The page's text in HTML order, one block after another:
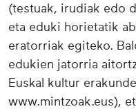
(testuak, irudiak edo
eta eduki horietatik
eratorriak egiteko.
edukien jatorria
Euskal kultur
www.mintzoak.eus),